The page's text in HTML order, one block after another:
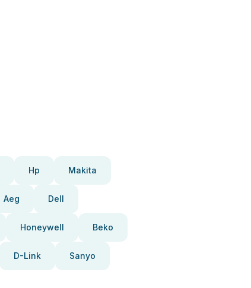
Hp Makita
Aeg Dell
Honeywell Beko
D-Link Sanyo